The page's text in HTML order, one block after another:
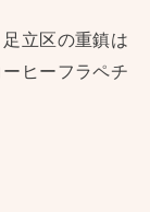
立区の重鎮は
ヒーフラペチ